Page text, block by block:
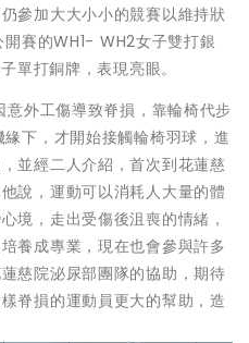
參加大大小小的競賽以維持狀
賽的WH1- WH2女子雙打銀
單打銅牌，表現亮眼。
外工傷導致脊損，靠輪椅代步
下，才開始接觸輪椅羽球，進
並經二人介紹，首次到花蓮慈
說，運動可以消耗人大量的體
境，走出受傷後沮喪的情緒，
養成專業，現在也會參與許多
慈院泌尿部團隊的協助，期待
脊損的運動員更大的幫助，造